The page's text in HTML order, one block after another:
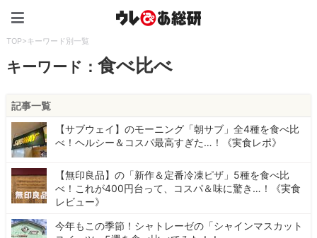
TOP>キーワード別一覧
キーワード：食べ比べ
記事一覧
【サブウェイ】のモーニング「朝サブ」全4種を食べ比
べ！ヘルシー＆コスパ最高すぎた…！《実食レポ》
【無印良品】の「新作＆定番冷凍ピザ」5種を食べ比
べ！これが400円台って、コスパ＆味に驚き…！《実食
レビュー》
今年もこの季節！シャトレーゼの「シャインマスカット